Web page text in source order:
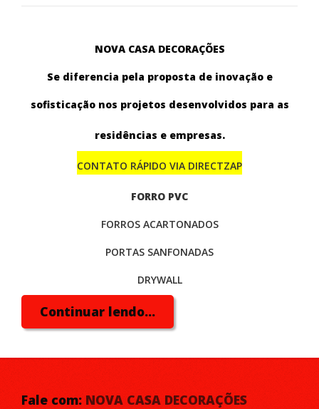
NOVA CASA DECORAÇÕES
Se diferencia pela proposta de inovação e
sofisticação nos projetos desenvolvidos para as
residências e empresas.
CONTATO RÁPIDO VIA DIRECTZAP
FORRO PVC
FORROS ACARTONADOS
PORTAS SANFONADAS
DRYWALL
PISO LAMINADO
PERSIANAS
VIDROS TEMPERADOS
Continuar lendo...
Fale com: NOVA CASA DECORAÇÕES